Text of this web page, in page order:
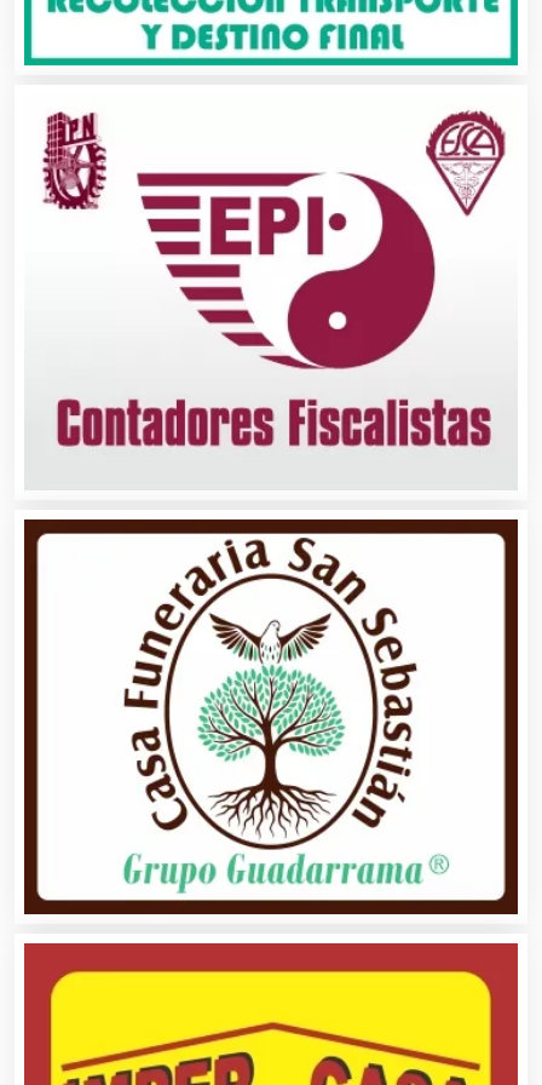
Asesoría Fiscal
Asociaciones Civiles
Asociaciones Empresariales
Audio, Sonido e Iluminación
Autobuses
Automatización
Automóviles Nuevos y Usados
Autopartes Eléctricas
Balnearios